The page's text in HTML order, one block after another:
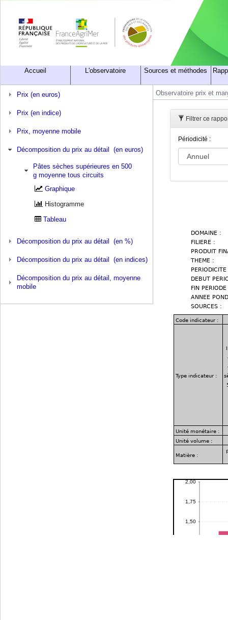
Accueil L'observatoire Sources et méthodes
Prix (en euros)
Prix (en indice)
Prix, moyenne mobile
Décomposition du prix au détail (en euros)
Pâtes sèches supérieures en 500
g moyenne tous circuits
Graphique
Histogramme
Tableau
Décomposition du prix au détail (en %)
Décomposition du prix au détail (en indices)
Décomposition du prix au détail, moyenne
mobile
Observatoire prix et
Filtrer ce
Périodicité :